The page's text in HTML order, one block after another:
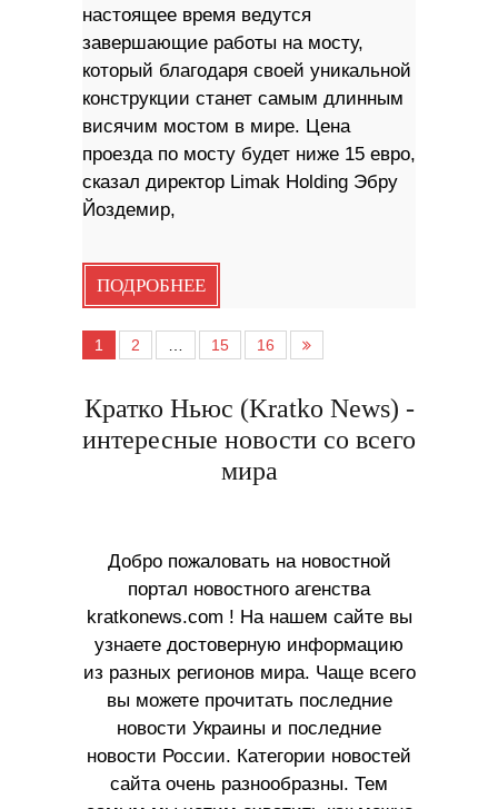
настоящее время ведутся
завершающие работы на мосту,
который благодаря своей уникальной
конструкции станет самым длинным
висячим мостом в мире. Цена
проезда по мосту будет ниже 15 евро,
сказал директор Limak Holding Эбру
Йоздемир,
ПОДРОБНЕЕ
1 2 … 15 16
Кратко Ньюс (Kratko News) -
интересные новости со всего
мира
Добро пожаловать на новостной
портал новостного агенства
kratkonews.com ! На нашем сайте вы
узнаете достоверную информацию
из разных регионов мира. Чаще всего
вы можете прочитать последние
новости Украины и последние
новости России. Категории новостей
сайта очень разнообразны. Тем